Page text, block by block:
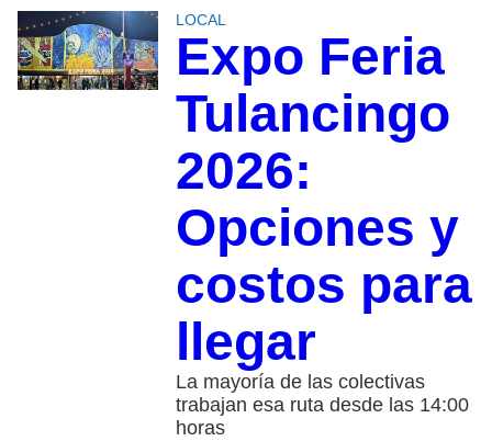
LOCAL
Expo Feria
Tulancingo
2026:
Opciones y
costos para
llegar
La mayoría de las colectivas
trabajan esa ruta desde las 14:00
horas